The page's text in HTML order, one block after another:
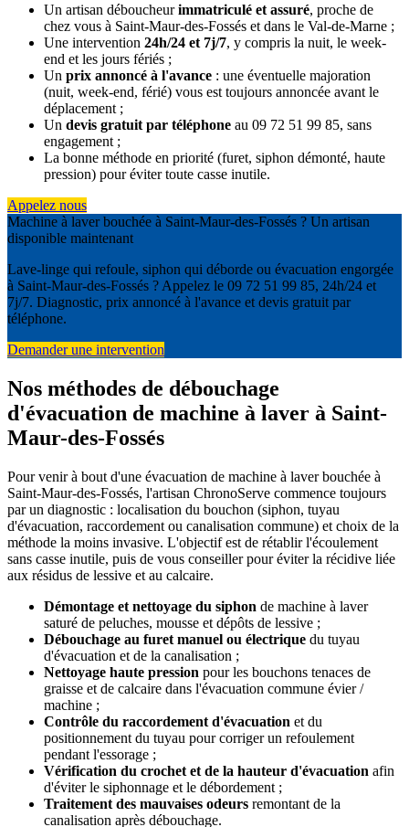
Un artisan déboucheurimmatriculé et assuré, proche de
chez vous à Saint-Maur-des-Fossés et dans le Val-de-Marne ;
Une intervention 24h/24 et 7j/7, y compris la nuit, le week-
end et les jours fériés ;
Un prix annoncé à l'avance : une éventuelle majoration
(nuit, week-end, férié) vous est toujours annoncée avant le
déplacement ;
Un devis gratuit par téléphone au 09 72 51 99 85, sans
engagement ;
La bonne méthode en priorité (furet, siphon démonté, haute
pression) pour éviter toute casse inutile.
Appelez nous
Machine à laver bouchée à Saint-Maur-des-Fossés ? Un artisan
disponible maintenant
Lave-linge qui refoule, siphon qui déborde ou évacuation engorgée
à Saint-Maur-des-Fossés ? Appelez le 09 72 51 99 85, 24h/24 et
7j/7. Diagnostic, prix annoncé à l'avance et devis gratuit par
téléphone.
Demander une intervention
Nos méthodes de débouchage
d'évacuation de machine à laver à Saint-
Maur-des-Fossés
Pour venir à bout d'une évacuation de machine à laver bouchée à
Saint-Maur-des-Fossés, l'artisan ChronoServe commence toujours
par un diagnostic : localisation du bouchon (siphon, tuyau
d'évacuation, raccordement ou canalisation commune) et choix de la
méthode la moins invasive. L'objectif est de rétablir l'écoulement
sans casse inutile, puis de vous conseiller pour éviter la récidive liée
aux résidus de lessive et au calcaire.
Démontage et nettoyage du siphon de machine à laver
saturé de peluches, mousse et dépôts de lessive ;
Débouchage au furet manuel ou électrique du tuyau
d'évacuation et de la canalisation ;
Nettoyage haute pression pour les bouchons tenaces de
graisse et de calcaire dans l'évacuation commune évier /
machine ;
Contrôle du raccordement d'évacuation et du
positionnement du tuyau pour corriger un refoulement
pendant l'essorage ;
Vérification du crochet et de la hauteur d'évacuation afin
d'éviter le siphonnage et le débordement ;
Traitement des mauvaises odeurs remontant de la
canalisation après débouchage.